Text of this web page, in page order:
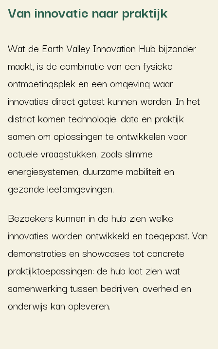
Van innovatie naar praktijk
Wat de Earth Valley Innovation Hub bijzonder
maakt, is de combinatie van een fysieke
ontmoetingsplek en een omgeving waar
innovaties direct getest kunnen worden. In het
district komen technologie, data en praktijk
samen om oplossingen te ontwikkelen voor
actuele vraagstukken, zoals slimme
energiesystemen, duurzame mobiliteit en
gezonde leefomgevingen.
Bezoekers kunnen in de hub zien welke
innovaties worden ontwikkeld en toegepast. Van
demonstraties en showcases tot concrete
praktijktoepassingen: de hub laat zien wat
samenwerking tussen bedrijven, overheid en
onderwijs kan opleveren.